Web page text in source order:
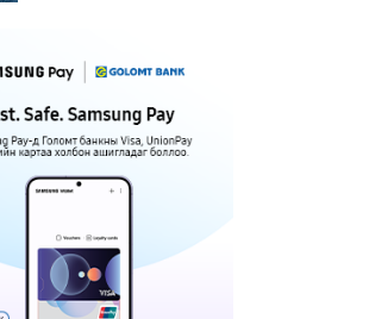
борлуулсан хоёр
зөрчлийг илрүүлэн
15 цагийн өмнө 3
Энэ сарын 9-13-ныг
хүртэлх цаг агаарын
урьдчилсан төлөв
Шатахуун дамлаж байгаа
асуудалд ТЕГ-аас